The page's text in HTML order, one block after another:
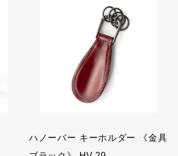
ハノーバー キーホルダー 《金具
LAND